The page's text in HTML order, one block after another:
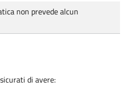
non prevede alcun
di avere: